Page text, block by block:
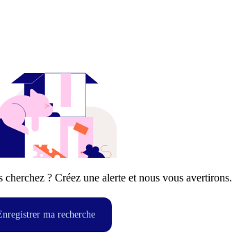
? Créez une alerte et nous vous avertirons.
ma recherche